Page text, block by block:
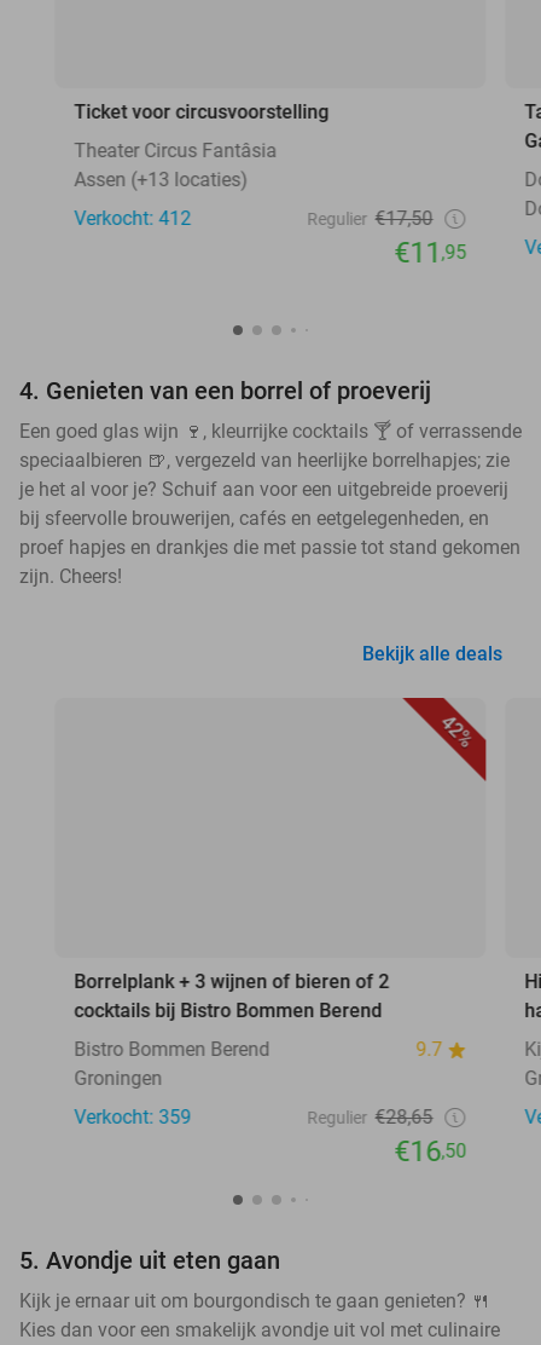
Ticket voor circusvoorstelling
Theater Circus Fantâsia
Assen (+13 locaties)
Verkocht: 412
Regulier €17,50
€11,95
4. Genieten van een borrel of proeverij
Een goed glas wijn 🍷, kleurrijke cocktails 🍸 of verrassende
speciaalbieren 🍺, vergezeld van heerlijke borrelhapjes; zie
je het al voor je? Schuif aan voor een uitgebreide proeverij
bij sfeervolle brouwerijen, cafés en eetgelegenheden, en
proef hapjes en drankjes die met passie tot stand gekomen
zijn. Cheers!
Bekijk alle deals
42%
Borrelplank + 3 wijnen of bieren of 2
cocktails bij Bistro Bommen Berend
Bistro Bommen Berend
9.7
Groningen
Verkocht: 359
Regulier €28,65
€16,50
5. Avondje uit eten gaan
Kijk je ernaar uit om bourgondisch te gaan genieten? 🍴
Kies dan voor een smakelijk avondje uit vol met culinaire